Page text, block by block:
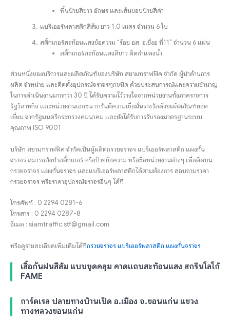
พื้นป้ายสีขาว อักษร และเส้นขอบป้ายสีดำ
แบริเออร์พลาสติกสีส้ม ยาว 1.0 เมตร จำนวน 6 ใบ
สติ๊กเกอร์สะท้อนแสงข้อความ “ร้อย อส. อ.ยี่งอ ที่11” จำนวน 6 แผ่น
สติ๊กเกอร์สะท้อนแสงสีขาว ติดกำแพงน้ำ
ส่วนหนึ่งของบริการและผลิตภัณฑ์ของบริษัท สยามทราฟฟิค จำกัด ผู้นำด้านการ
ผลิต จำหน่าย และติดตั้งอุปกรณ์จราจรทุกชนิด ด้วยประสบการณ์และความชำนาญ
ในการดำเนินงานมากกว่า 30 ปี ได้รับความไว้วางใจจากหน่วยงานทั้งภาคราชการ
รัฐวิสาหกิจ และหน่วยงานเอกชน การันตีความเชื่อมั่นรางวัลด้วยผลิตภัณฑ์ยอด
เยี่ยม จากรัฐมนตรีกระทรวงคมนาคม และยังได้รับการรับรองมาตรฐานระบบ
คุณภาพ ISO 9001
บริษัท สยามทราฟฟิค จำกัดเป็นผู้ผลิตกรวยจราจร แบริเออร์พลาสติก แผงกั้น
จราจร สมารถสั่งทำสติ๊กเกอร์ หรือป้ายข้อความ หรือชื่อหน่วยงานต่างๆ เพื่อติดบน
กรวยจราจร แผงกั้นจราจร และแบริเออร์พลาสติกได้ตามต้องการ สอบถามราคา
กรวยจราจร หรือราคาอุปกรณ์จราจรอื่นๆ ได้ที่
โทรศัพท์ : 0 2294 0281-6
โทรสาร : 0 2294 0287-8
อีเมล : siamtraffic.stf@gmail.com
หรือดูรายละเอียดเพิ่มเติมได้ที่กรวยจราจรแบริเออร์พลาสติก แผงกั้นจราจร
เสื้อกันฝนสีส้ม แบบชุดคลุม คาดแถบสะท้อนแสง สกรีนโลโก้
FAME
การ์ดเรล ปลายทางบ้านเป็ด อ.เมือง จ.ขอนแก่น แขวง
ทางหลวงขอนแก่น